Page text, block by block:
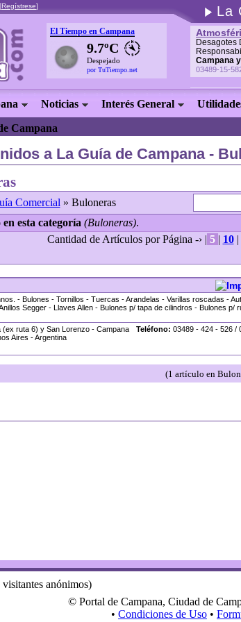
Regístrese] La
Desagotes
Campana
03489-15-
El Tiempo en Campana
9.7ºC
Despejado
por TuTiempo.net
Noticias Interés General
Campana
a La Guía de Campana -
Comercial » Buloneras
esta categoría (Buloneras).
Cantidad de Artículos por Página -› | 5 | 10|
- Bulones - Tornillos - Tuercas - Arandelas - Varillas roscadas -
Segger - Llaves Allen - Bulones p/ tapa de cilindros - Bulones p/
(ex ruta 6) y San Lorenzo - Campana
Aires - Argentina
Teléfono: 03489 - 424 - 526 /
(1 artículo en
anónimos)
© Portal de Campana, Ciudad de
• Condiciones de Uso •